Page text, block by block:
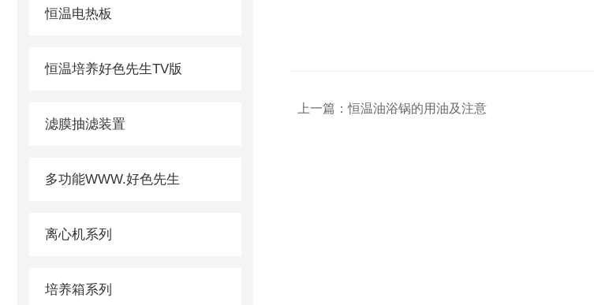
恒温电热板
恒温培养好色先生TV版
滤膜抽滤装置
多功能WWW.好色先生
离心机系列
培养箱系列
上一篇：恒温油浴锅的用油及注意